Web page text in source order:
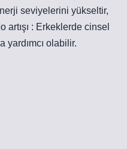
seviyelerini yükseltir,
artışı : Erkeklerde cinsel
yardımcı olabilir.